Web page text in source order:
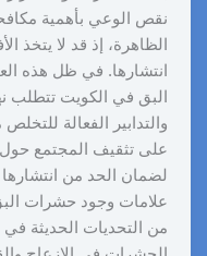
نقص الوعي بأهمية
الظاهرة، إذ قد لا يتخذ
انتشارها. في ظل هذه
البق في الكويت تتطلب
والتدابير الفعالة
على تثقيف المجتمع
لضمان الحد من
علامات وجود حشرات
من التحديات الحديثة